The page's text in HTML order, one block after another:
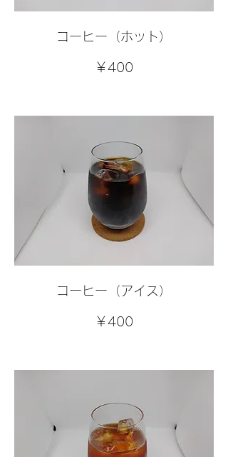
コーヒー（ホット）
￥400
コーヒー（アイス）
￥400